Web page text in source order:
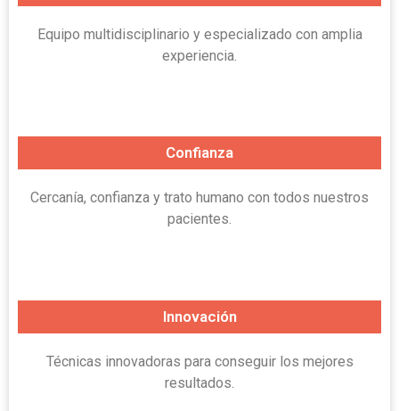
Equipo multidisciplinario y especializado con amplia
experiencia.
Confianza
Cercanía, confianza y trato humano con todos nuestros
pacientes.
Innovación
Técnicas innovadoras para conseguir los mejores
resultados.